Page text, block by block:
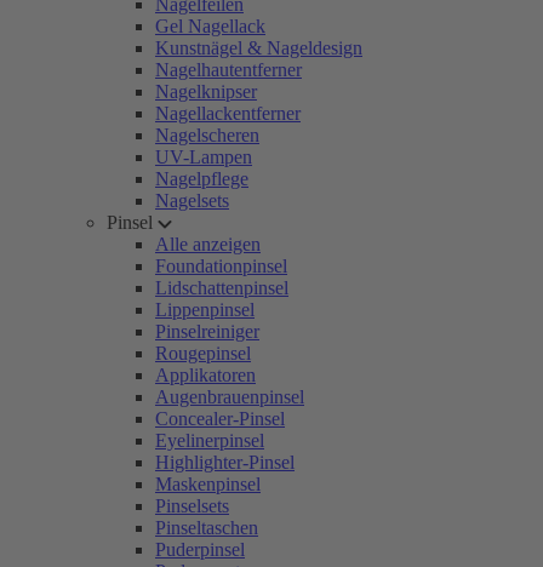
Nagelfeilen
Gel Nagellack
Kunstnägel & Nageldesign
Nagelhautentferner
Nagelknipser
Nagellackentferner
Nagelscheren
UV-Lampen
Nagelpflege
Nagelsets
Pinsel
Alle anzeigen
Foundationpinsel
Lidschattenpinsel
Lippenpinsel
Pinselreiniger
Rougepinsel
Applikatoren
Augenbrauenpinsel
Concealer-Pinsel
Eyelinerpinsel
Highlighter-Pinsel
Maskenpinsel
Pinselsets
Pinseltaschen
Puderpinsel